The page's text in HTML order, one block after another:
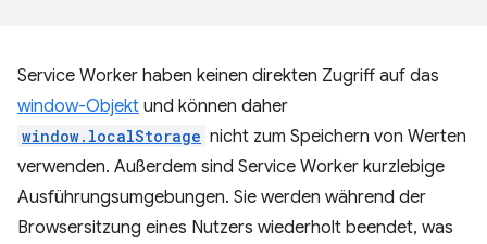
Service Worker haben keinen direkten Zugriff auf das
window-Objekt und können daher
window.localStorage nicht zum Speichern von Werten
verwenden. Außerdem sind Service Worker kurzlebige
Ausführungsumgebungen. Sie werden während der
Browsersitzung eines Nutzers wiederholt beendet, was